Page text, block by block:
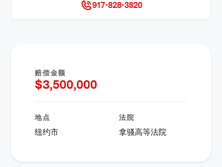
917-828-3820
赔偿金额
$3,500,000
地点
纽约市
法院
拿骚高等法院